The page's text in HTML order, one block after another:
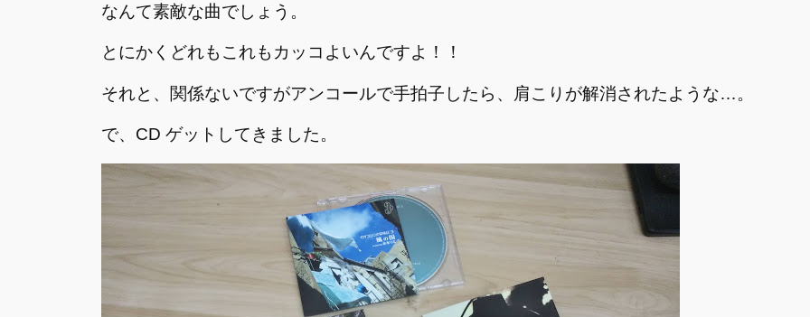
なんて素敵な曲でしょう。
とにかくどれもこれもカッコよいんですよ！！
それと、関係ないですがアンコールで手拍子したら、肩こりが解消されたような…。
で、CD ゲットしてきました。